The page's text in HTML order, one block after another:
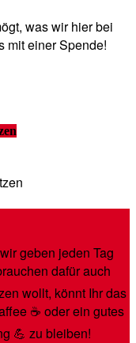
was wir hier bei
mit einer Spende!
geben jeden Tag
dafür auch
wollt, könnt Ihr das
☕️ oder ein gutes
💪 zu bleiben!